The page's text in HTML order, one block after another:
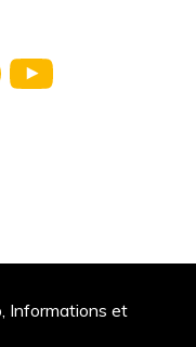
YouTube
Informations et